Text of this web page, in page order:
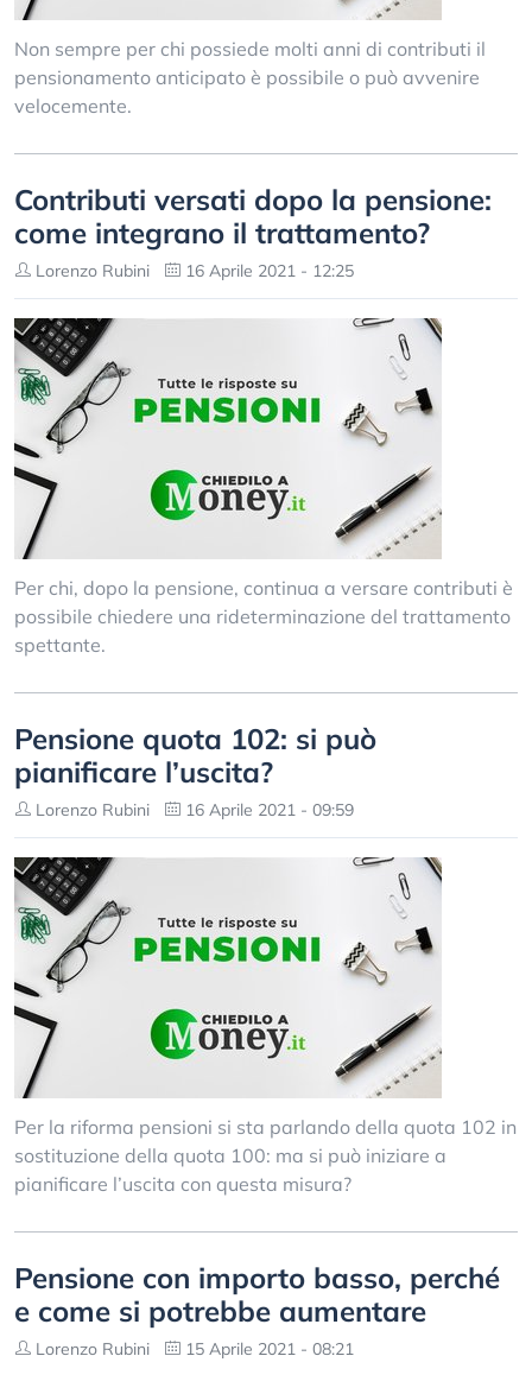
Non sempre per chi possiede molti anni di contributi il
pensionamento anticipato è possibile o può avvenire
velocemente.
Contributi versati dopo la pensione:
come integrano il trattamento?
Lorenzo Rubini 16 Aprile 2021 - 12:25
Per chi, dopo la pensione, continua a versare contributi è
possibile chiedere una rideterminazione del trattamento
spettante.
Pensione quota 102: si può
pianificare l’uscita?
Lorenzo Rubini 16 Aprile 2021 - 09:59
Per la riforma pensioni si sta parlando della quota 102 in
sostituzione della quota 100: ma si può iniziare a
pianificare l’uscita con questa misura?
Pensione con importo basso, perché
e come si potrebbe aumentare
Lorenzo Rubini 15 Aprile 2021 - 08:21